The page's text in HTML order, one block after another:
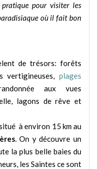
pour visiter les
où il fait bon
de trésors: forêts
vertigineuses, plages
aux vues
lagons de rêve et
à environ 15 km au
. On y découvre un
la plus belle baies du
les Saintes ce sont